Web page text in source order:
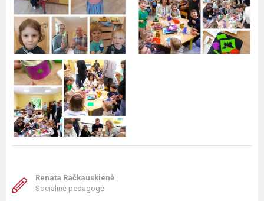
Renata Račkauskienė
Socialinė pedagogė